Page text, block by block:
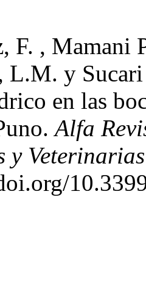
F. , Mamani
L.M. y
en las
Alfa
y Veterinarias